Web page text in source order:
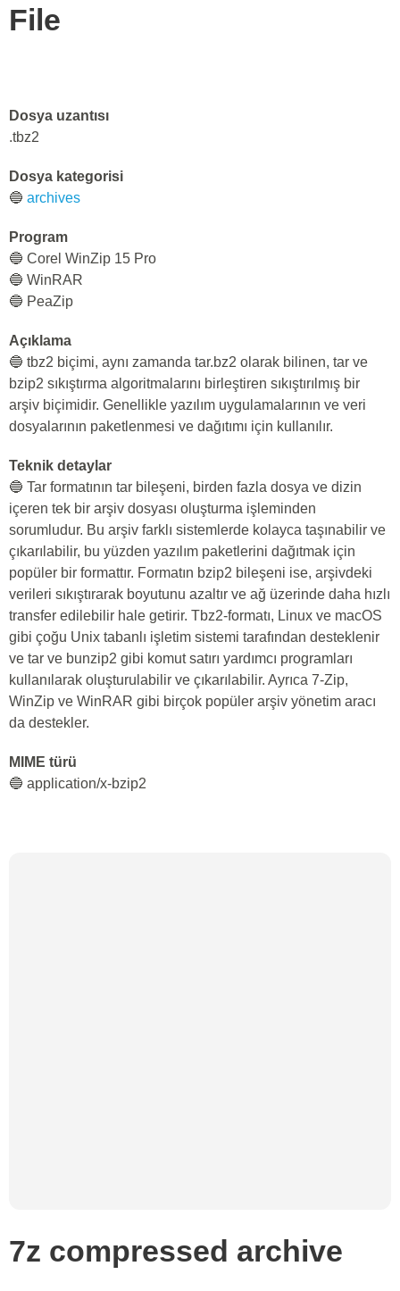
File
Dosya uzantısı
.tbz2
Dosya kategorisi
🔵 archives
Program
🔵 Corel WinZip 15 Pro
🔵 WinRAR
🔵 PeaZip
Açıklama
🔵 tbz2 biçimi, aynı zamanda tar.bz2 olarak bilinen, tar ve
bzip2 sıkıştırma algoritmalarını birleştiren sıkıştırılmış bir
arşiv biçimidir. Genellikle yazılım uygulamalarının ve veri
dosyalarının paketlenmesi ve dağıtımı için kullanılır.
Teknik detaylar
🔵 Tar formatının tar bileşeni, birden fazla dosya ve dizin
içeren tek bir arşiv dosyası oluşturma işleminden
sorumludur. Bu arşiv farklı sistemlerde kolayca taşınabilir ve
çıkarılabilir, bu yüzden yazılım paketlerini dağıtmak için
popüler bir formattır. Formatın bzip2 bileşeni ise, arşivdeki
verileri sıkıştırarak boyutunu azaltır ve ağ üzerinde daha hızlı
transfer edilebilir hale getirir. Tbz2-formatı, Linux ve macOS
gibi çoğu Unix tabanlı işletim sistemi tarafından desteklenir
ve tar ve bunzip2 gibi komut satırı yardımcı programları
kullanılarak oluşturulabilir ve çıkarılabilir. Ayrıca 7-Zip,
WinZip ve WinRAR gibi birçok popüler arşiv yönetim aracı
da destekler.
MIME türü
🔵 application/x-bzip2
7z compressed archive